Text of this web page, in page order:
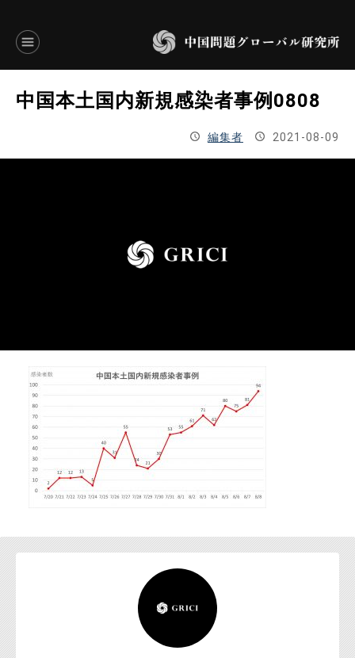
言語別アーカイブ
JAPANESE
お問い合わせ
中国本土国内新規感染者事例0808
編集者 2021-08-09